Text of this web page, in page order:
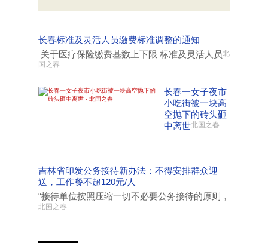
长春标准及灵活人员缴费标准调整的通知
关于医疗保险缴费基数上下限 标准及灵活人员北
国之春
长春一女子夜市
小吃街被一块高
空抛下的砖头砸
中离世北国之春
吉林省印发公务接待新办法：不得安排群众迎
送，工作餐不超120元/人
“接待单位按照压缩一切不必要公务接待的原则，
北国之春